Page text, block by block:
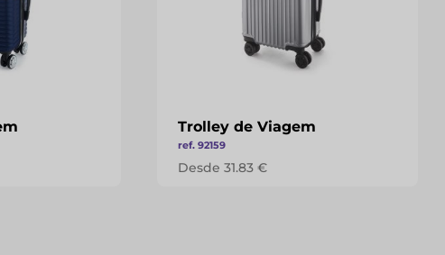
Trolley de Viagem
ref. 92159
Desde 31.83 €